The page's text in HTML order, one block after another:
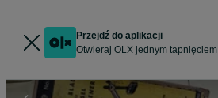
Przejdź do aplikacji
Otwieraj OLX jednym tapnięciem